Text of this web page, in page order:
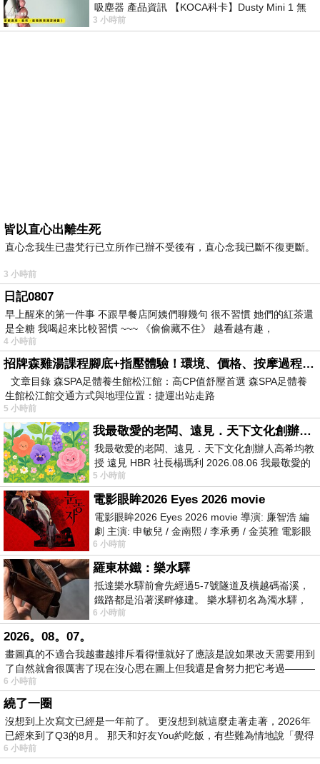
吸塵器 產品資訊 【KOCA科卡】Dusty Mini 1 無
線手持吸塵器評語： 能吸、能吹兼具兩
3 小時前
皆以直心出離生死
直心念我生已盡梵行已立所作已辦不受後有，直心念我已斷不復更斷。
3 小時前
日記0807
早上醒來的第一件事 不跟早餐店阿姨們聊幾句 很不習慣 她們的紅茶還
是全糖 我喝起來比較習慣 ~~~ 《偷偷藏不住》 越看越有趣，
4 小時前
招牌森雞湯課程腳底+指壓體驗！環境、價格、按摩過程全紀錄，森SPA足體養生館松江館最新價格表
文章目錄 森SPA足體養生館松江館：高CP值舒壓首選 森SPA足體養
生館松江館交通方式與地理位置：捷運出站走路
5 小時前
我最敬愛的老闆、遠見．天下文化創辦人高希均教授
我最敬愛的老闆、遠見．天下文化創辦人高希均教
授 遠見 HBR 社長楊瑪利 2026.08.06 我最敬愛的
老闆、遠見．天下文化創辦人高希均教
5 小時前
電影眼眸2026 Eyes 2026 movie
電影眼眸2026 Eyes 2026 movie 導演: 廉智浩 編
劇 主演: 申敏兒 / 金南熙 / 李承勇 / 金英雅 電影眼
眸2026描述攝影師徐珍因遺
6 小時前
羅東林鐵：樂水驛
抵達樂水驛前會先經過5-7號隧道及橫越碼崙溪，
鐵路都是沿著溪畔修建。 樂水驛初名為濁水驛，
但因與臺鐵集集線車站同名，於1953
6 小時前
2026。08。07。
畫圖真的不適合我越畫越排斥看得懂就好了應該是說如果改天需要用到
了自然就會很厲害了現在沒心思在圖上但我還是會努力把它考過———
6 小時前
繞了一圈
沒想到上次寫文已經是一年前了。 更沒想到就這麼走著走著，2026年
已經來到了Q3的8月。 那天和好友You約吃飯，有些難為情地說「覺得
6 小時前